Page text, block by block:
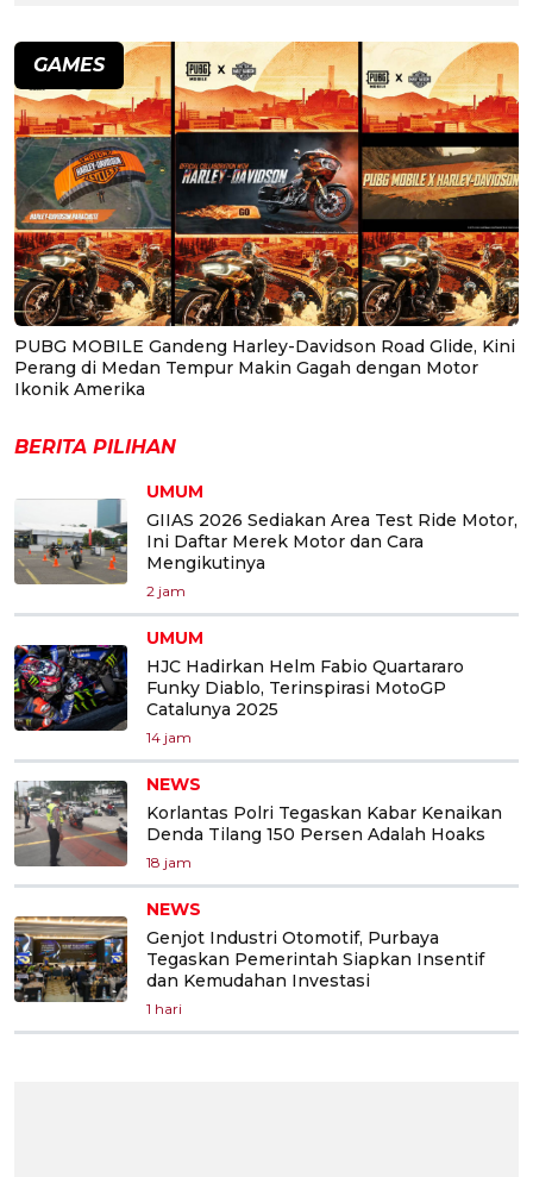
GAMES
PUBG MOBILE Gandeng Harley-Davidson Road Glide, Kini
Perang di Medan Tempur Makin Gagah dengan Motor
Ikonik Amerika
BERITA PILIHAN
UMUM
GIIAS 2026 Sediakan Area Test Ride Motor,
Ini Daftar Merek Motor dan Cara
Mengikutinya
2 jam
UMUM
HJC Hadirkan Helm Fabio Quartararo
Funky Diablo, Terinspirasi MotoGP
Catalunya 2025
14 jam
NEWS
Korlantas Polri Tegaskan Kabar Kenaikan
Denda Tilang 150 Persen Adalah Hoaks
18 jam
NEWS
Genjot Industri Otomotif, Purbaya
Tegaskan Pemerintah Siapkan Insentif
dan Kemudahan Investasi
1 hari